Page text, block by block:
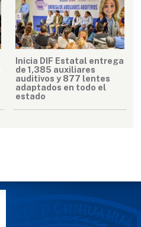
Inicia DIF Estatal entrega
de 1,385 auxiliares
auditivos y 877 lentes
adaptados en todo el
estado